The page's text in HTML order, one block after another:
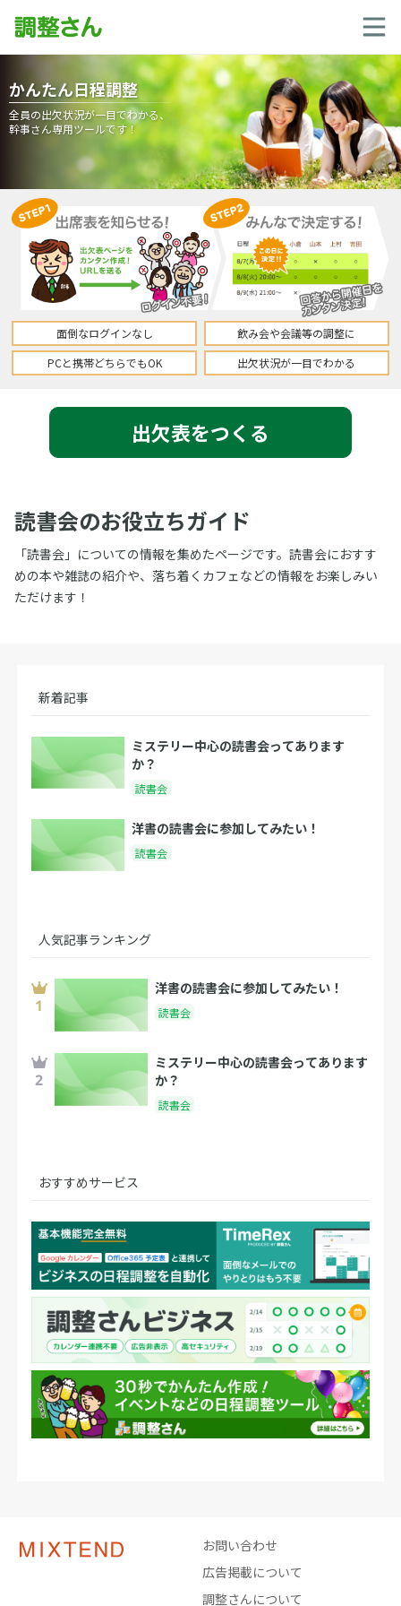
かんたん日程調整
全員の出欠状況が一目でわかる、
幹事さん専用ツールです！
面倒なログインなし
飲み会や会議等の調整に
PCと携帯どちらでもOK
出欠状況が一目でわかる
出欠表をつくる
読書会のお役立ちガイド
「読書会」についての情報を集めたページです。読書会におすす
めの本や雑誌の紹介や、落ち着くカフェなどの情報をお楽しみい
ただけます！
新着記事
ミステリー中心の読書会ってあります
か？
読書会
洋書の読書会に参加してみたい！
読書会
人気記事ランキング
洋書の読書会に参加してみたい！
読書会
ミステリー中心の読書会ってあります
か？
読書会
おすすめサービス
お問い合わせ
広告掲載について
調整さんについて